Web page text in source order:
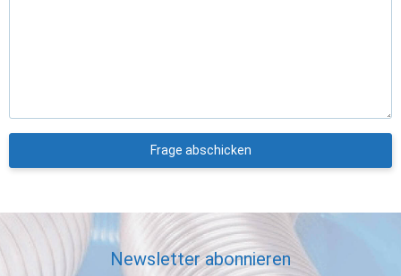
Frage abschicken
Newsletter abonnieren